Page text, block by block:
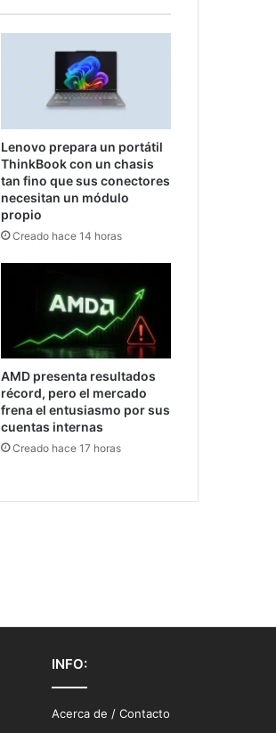
Lenovo prepara un portátil
ThinkBook con un chasis
tan fino que sus conectores
necesitan un módulo
propio
Creado hace 14 horas
AMD presenta resultados
récord, pero el mercado
frena el entusiasmo por sus
cuentas internas
Creado hace 17 horas
INFO:
Acerca de / Contacto